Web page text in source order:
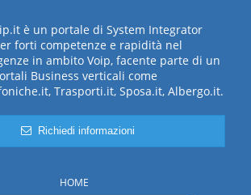
è un portale di System Integrator
forti competenze e rapidità nel
in ambito Voip, facente parte di un
Business verticali come
Trasporti.it, Sposa.it, Albergo.it.
Richiedi informazioni
HOME